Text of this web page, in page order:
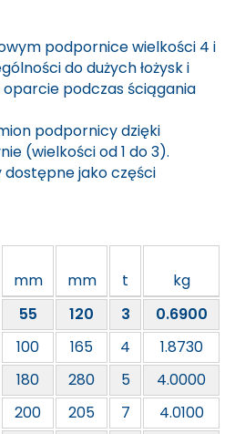
podpornice wielkości 4 i
do dużych łożysk i
podczas ściągania
podpornicy dzięki
(wielkości od 1 do 3).
jako części
mm mm t
kg
55 120 3
0.6900
100 165 4
1.8730
180 280 5
4.0000
200 205 7
4.0100